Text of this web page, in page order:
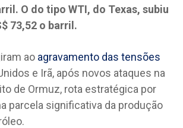
O do tipo WTI, do Texas, subiu
73,52 o barril.
ao agravamento das tensões
e Irã, após novos ataques na
de Ormuz, rota estratégica por
parcela significativa da produção